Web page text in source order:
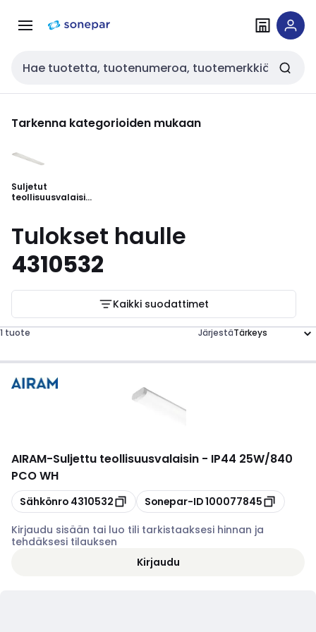
navigointiinsisältöön
Haku
Tarkenna kategorioiden mukaan
Suljetut
teollisuusvalaisim
Tulokset haulle
4310532
Kaikki suodattimet
1 tuote Järjestä
AIRAM-Suljettu teollisuusvalaisin - IP44 25W/840
PCO WH
Kopioi
Sähkönro 4310532 Kopioi
Sonepar-ID100077845
Kirjaudu sisään tai luo tili tarkistaaksesi hinnan ja
tehdäksesi tilauksen
Kirjaudu